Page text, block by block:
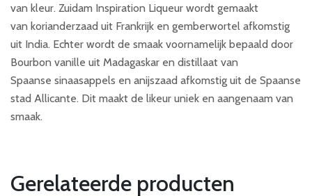
van kleur. Zuidam Inspiration Liqueur wordt gemaakt
van korianderzaad uit Frankrijk en gemberwortel afkomstig
uit India. Echter wordt de smaak voornamelijk bepaald door
Bourbon vanille uit Madagaskar en distillaat van
Spaanse sinaasappels en anijszaad afkomstig uit de Spaanse
stad Allicante. Dit maakt de likeur uniek en aangenaam van
smaak.
Gerelateerde producten